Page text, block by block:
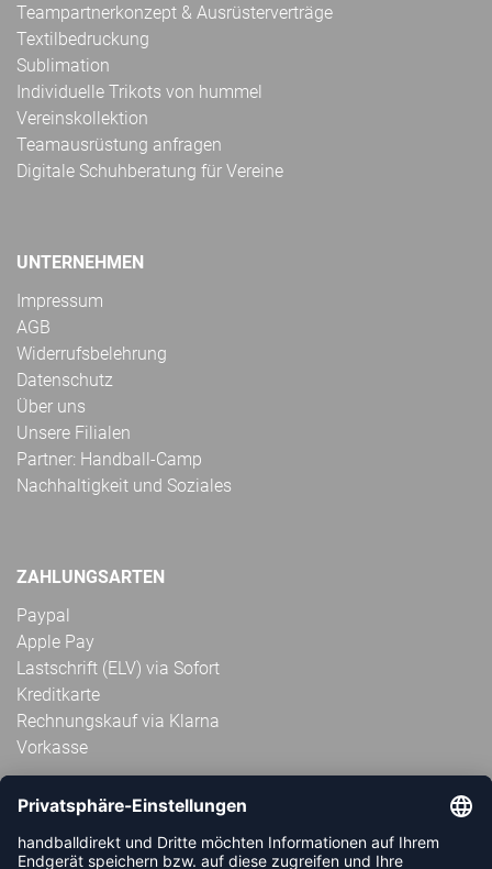
Teampartnerkonzept & Ausrüsterverträge
Textilbedruckung
Sublimation
Individuelle Trikots von hummel
Vereinskollektion
Teamausrüstung anfragen
Digitale Schuhberatung für Vereine
UNTERNEHMEN
Impressum
AGB
Widerrufsbelehrung
Datenschutz
Über uns
Unsere Filialen
Partner: Handball-Camp
Nachhaltigkeit und Soziales
ZAHLUNGSARTEN
Paypal
Apple Pay
Lastschrift (ELV) via Sofort
Kreditkarte
Rechnungskauf via Klarna
Vorkasse
ABONNIERE JETZT DEN KOSTENLOSEN
HANDBALLDIREKT-NEWSLETTER UND VERPASSE KEINE